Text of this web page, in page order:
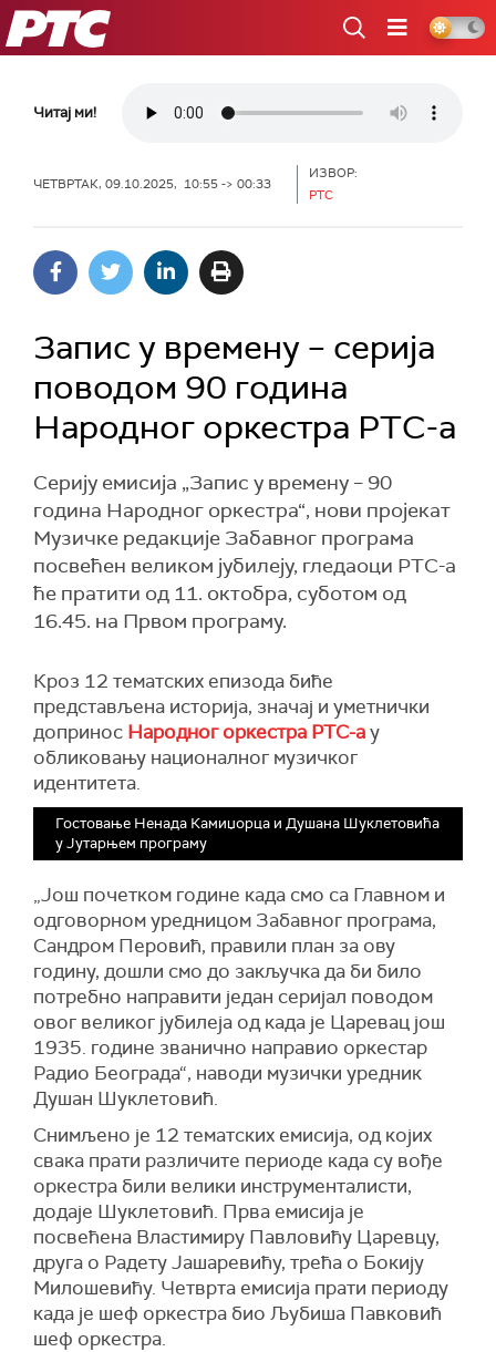
РТС
Читај ми!
ЧЕТВРТАК, 09.10.2025, 10:55 -> 00:33
ИЗВОР:
РТС
Запис у времену – серија
поводом 90 година
Народног оркестра РТС-а
Серију емисија „Запис у времену – 90
година Народног оркестра“, нови пројекат
Музичке редакције Забавног програма
посвећен великом јубилеју, гледаоци РТС-а
ће пратити од 11. октобра, суботом од
16.45. на Првом програму.
Кроз 12 тематских епизода биће
представљена историја, значај и уметнички
допринос Народног оркестра РТС-ау
обликовању националног музичког
идентитета.
Гостовање Ненада Камиџорца и Душана Шуклетовића
у Јутарњем програму
„Још почетком године када смо са Главном и
одговорном уредницом Забавног програма,
Сандром Перовић, правили план за ову
годину, дошли смо до закључка да би било
потребно направити један серијал поводом
овог великог јубилеја од када је Царевац још
1935. године званично направио оркестар
Радио Београда“, наводи музички уредник
Душан Шуклетовић.
Снимљено је 12 тематских емисија, од којих
свака прати различите периоде када су вође
оркестра били велики инструменталисти,
додаје Шуклетовић. Прва емисија је
посвећена Властимиру Павловићу Царевцу,
друга о Радету Јашаревићу, трећа о Бокију
Милошевићу. Четврта емисија прати периоду
када је шеф оркестра био Љубиша Павковић
шеф оркестра.